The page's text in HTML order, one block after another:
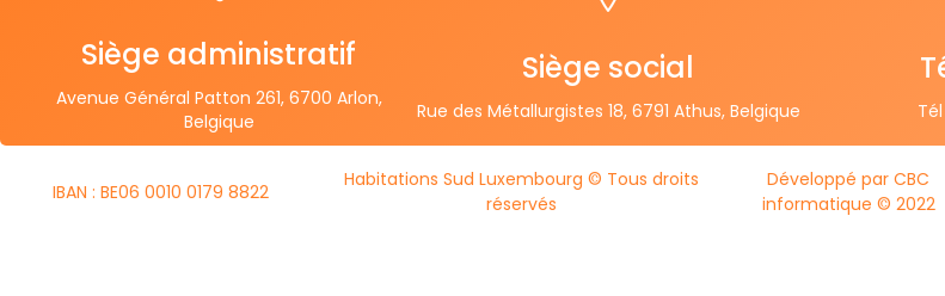
Siège administratif
Avenue Général Patton 261, 6700 Arlon,
Belgique
Siège social
Rue des Métallurgistes 18, 6791 Athus, Belgique
IBAN : BE06 0010 0179 8822
Habitations Sud Luxembourg © Tous droits
réservés
Développé par CBC
informatique © 2022